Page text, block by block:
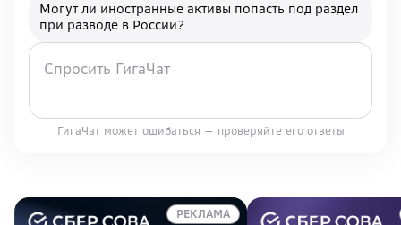
Могут ли иностранные активы попасть под раздел
при разводе в России?
ГигаЧат может ошибаться — проверяйте его ответы
РЕКЛАМА